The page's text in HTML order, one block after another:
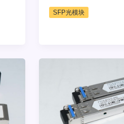
SFP光模块